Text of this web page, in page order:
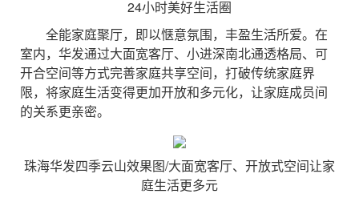
24小时美好生活圈
全能家庭聚厅，即以惬意氛围，丰盈生活所爱。在
室内，华发通过大面宽客厅、小进深南北通透格局、可
开合空间等方式完善家庭共享空间，打破传统家庭界
限，将家庭生活变得更加开放和多元化，让家庭成员间
的关系更亲密。
珠海华发四季云山效果图/大面宽客厅、开放式空间让家
庭生活更多元